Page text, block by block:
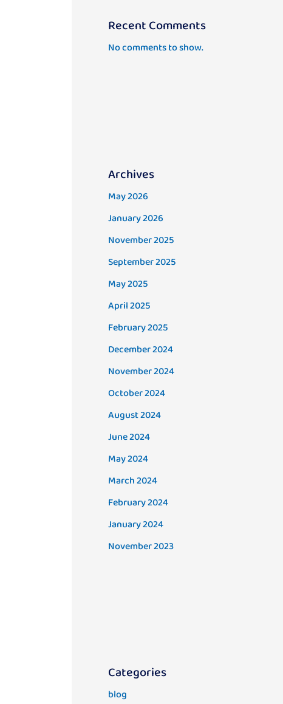
Recent Comments
No comments to show.
Archives
May 2026
January 2026
November 2025
September 2025
May 2025
April 2025
February 2025
December 2024
November 2024
October 2024
August 2024
June 2024
May 2024
March 2024
February 2024
January 2024
November 2023
Categories
blog